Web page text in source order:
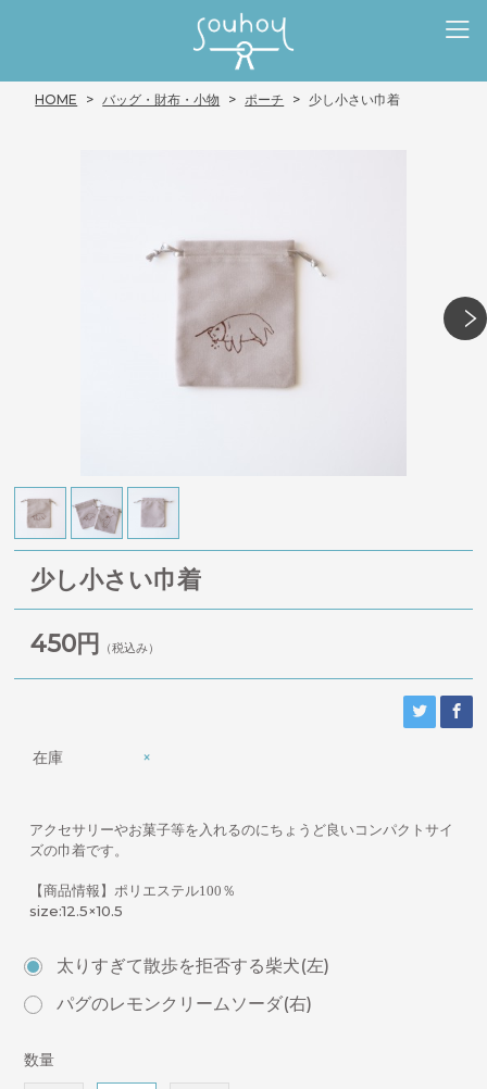
HOME バッグ・財布・小物 ポーチ 少し小さい巾着
少し小さい巾着
450円 （税込み）
在庫 ×
アクセサリーやお菓子等を入れるのにちょうど良いコンパクトサイ
ズの巾着です。
【商品情報】ポリエステル100％
size:12.5×10.5
太りすぎて散歩を拒否する柴犬(左)
パグのレモンクリームソーダ(右)
数量